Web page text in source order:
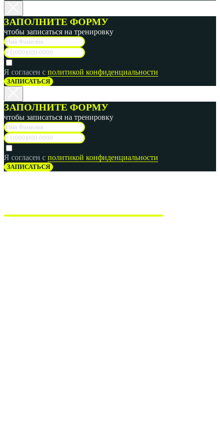
ЗАПОЛНИТЕ ФОРМУ
чтобы записаться на тренировку
Я согласен с политикой конфиденциальности
ЗАПИСАТЬСЯ
ЗАПОЛНИТЕ ФОРМУ
чтобы записаться на тренировку
Я согласен с политикой конфиденциальности
ЗАПИСАТЬСЯ